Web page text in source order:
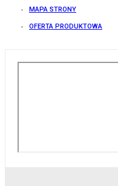
MAPA STRONY
OFERTA PRODUKTOWA